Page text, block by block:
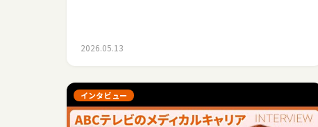
2026.05.13
インタビュー